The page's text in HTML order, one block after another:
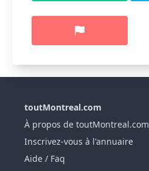
toutMontreal.com
À propos de toutMontreal.com
Inscrivez-vous à l'annuaire
Aide / Faq